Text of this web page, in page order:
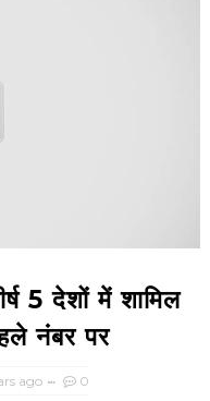
5 देशों में शामिल
नंबर पर
ago 0